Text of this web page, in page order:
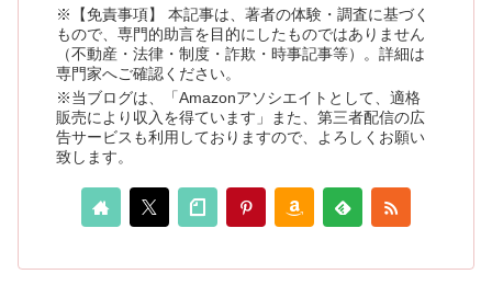
※【免責事項】 本記事は、著者の体験・調査に基づく
もので、専門的助言を目的にしたものではありません
（不動産・法律・制度・詐欺・時事記事等）。詳細は
専門家へご確認ください。
※当ブログは、「Amazonアソシエイトとして、適格
販売により収入を得ています」また、第三者配信の広
告サービスも利用しておりますので、よろしくお願い
致します。